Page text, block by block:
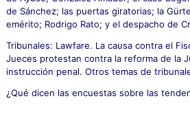
de Sánchez; las puertas giratorias; la
emérito; Rodrigo Rato; y el despacho de
Tribunales: Lawfare. La causa contra el
Jueces protestan contra la reforma de la
instrucción penal. Otros temas de
¿Qué dicen las encuestas sobre las